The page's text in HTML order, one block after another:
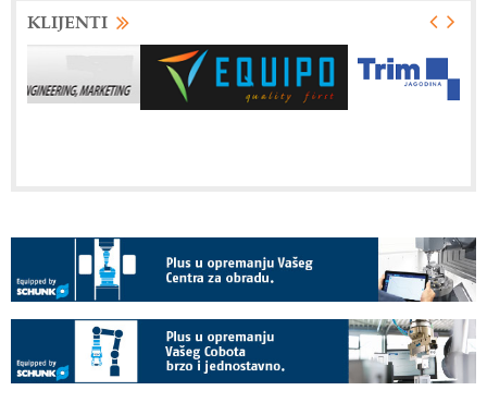
KLIJENTI